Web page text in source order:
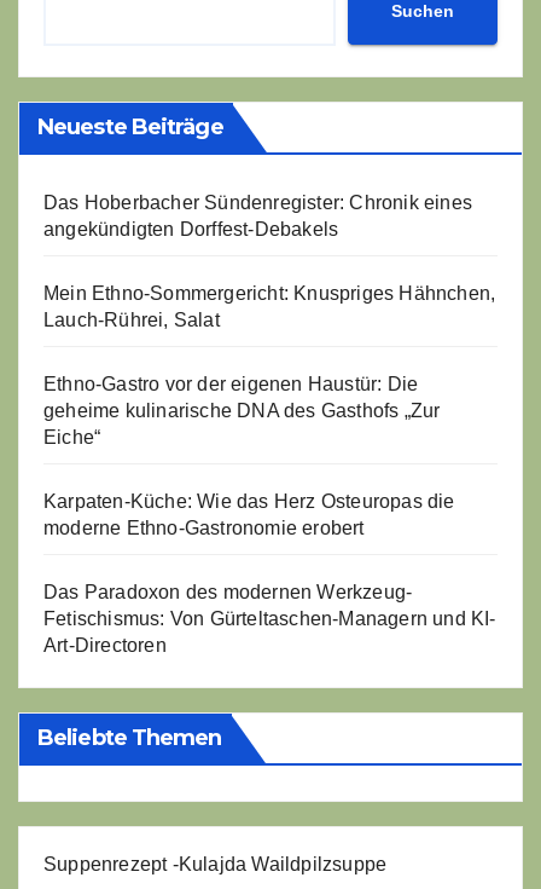
Suchen
Neueste Beiträge
Das Hoberbacher Sündenregister: Chronik eines
angekündigten Dorffest-Debakels
Mein Ethno-Sommergericht: Knuspriges Hähnchen,
Lauch-Rührei, Salat
Ethno-Gastro vor der eigenen Haustür: Die
geheime kulinarische DNA des Gasthofs „Zur
Eiche“
Karpaten-Küche: Wie das Herz Osteuropas die
moderne Ethno-Gastronomie erobert
Das Paradoxon des modernen Werkzeug-
Fetischismus: Von Gürteltaschen-Managern und KI-
Art-Directoren
Beliebte Themen
Suppenrezept -Kulajda Waildpilzsuppe